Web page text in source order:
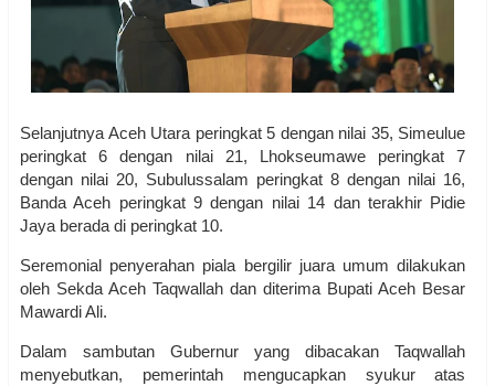
Selanjutnya Aceh Utara peringkat 5 dengan nilai 35, Simeulue
peringkat 6 dengan nilai 21, Lhokseumawe peringkat 7
dengan nilai 20, Subulussalam peringkat 8 dengan nilai 16,
Banda Aceh peringkat 9 dengan nilai 14 dan terakhir Pidie
Jaya berada di peringkat 10.
Seremonial penyerahan piala bergilir juara umum dilakukan
oleh Sekda Aceh Taqwallah dan diterima Bupati Aceh Besar
Mawardi Ali.
Dalam sambutan Gubernur yang dibacakan Taqwallah
menyebutkan, pemerintah mengucapkan syukur atas